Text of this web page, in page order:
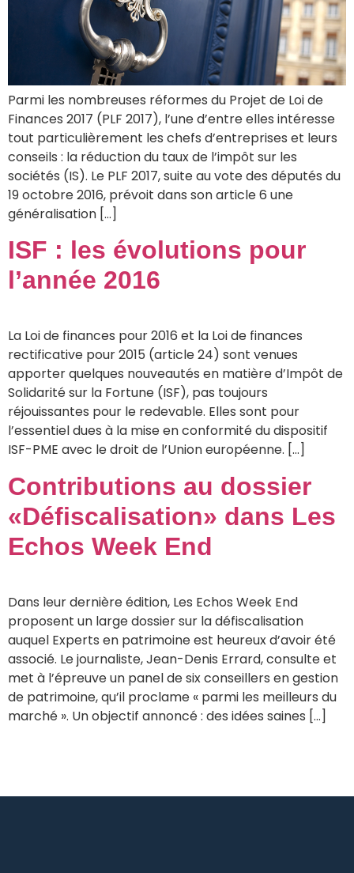
Parmi les nombreuses réformes du Projet de Loi de
Finances 2017 (PLF 2017), l’une d’entre elles intéresse
tout particulièrement les chefs d’entreprises et leurs
conseils : la réduction du taux de l’impôt sur les
sociétés (IS). Le PLF 2017, suite au vote des députés du
19 octobre 2016, prévoit dans son article 6 une
généralisation […]
ISF : les évolutions pour
l’année 2016
La Loi de finances pour 2016 et la Loi de finances
rectificative pour 2015 (article 24) sont venues
apporter quelques nouveautés en matière d’Impôt de
Solidarité sur la Fortune (ISF), pas toujours
réjouissantes pour le redevable. Elles sont pour
l’essentiel dues à la mise en conformité du dispositif
ISF-PME avec le droit de l’Union européenne. […]
Contributions au dossier
«Défiscalisation» dans Les
Echos Week End
Dans leur dernière édition, Les Echos Week End
proposent un large dossier sur la défiscalisation
auquel Experts en patrimoine est heureux d’avoir été
associé. Le journaliste, Jean-Denis Errard, consulte et
met à l’épreuve un panel de six conseillers en gestion
de patrimoine, qu’il proclame « parmi les meilleurs du
marché ». Un objectif annoncé : des idées saines […]